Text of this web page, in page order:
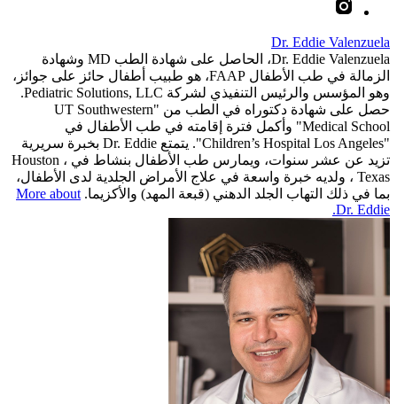
Dr. Eddie Valenzuela
Dr. Eddie Valenzuela، الحاصل على شهادة الطب MD وشهادة
الزمالة في طب الأطفال FAAP، هو طبيب أطفال حائز على جوائز،
وهو المؤسس والرئيس التنفيذي لشركة Pediatric Solutions, LLC.
حصل على شهادة دكتوراه في الطب من "UT Southwestern
Medical School" وأكمل فترة إقامته في طب الأطفال في
"Children’s Hospital Los Angeles". يتمتع Dr. Eddie بخبرة سريرية
تزيد عن عشر سنوات، ويمارس طب الأطفال بنشاط في Houston ،
Texas ، ولديه خبرة واسعة في علاج الأمراض الجلدية لدى الأطفال،
بما في ذلك التهاب الجلد الدهني (قبعة المهد) والأكزيما. More about
Dr. Eddie.